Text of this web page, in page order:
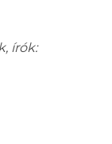
írók: